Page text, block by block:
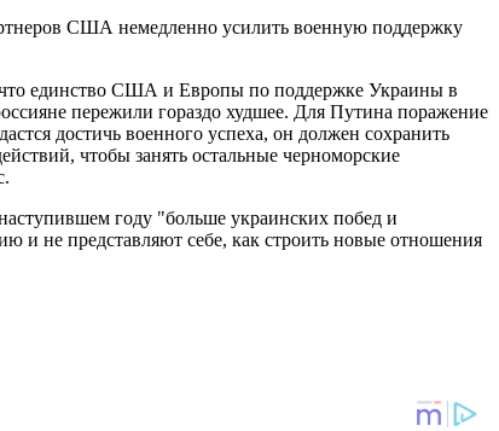
США немедленно усилить военную поддержку
единство США и Европы по поддержке Украины в
пережили гораздо худшее. Для Путина поражение
достичь военного успеха, он должен сохранить
чтобы занять остальные черноморские
году "больше украинских побед и
и не представляют себе, как строить новые отношения